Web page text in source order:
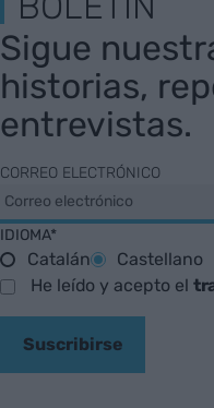
Sigue
historias,
entrevistas.
CORREO ELECTRÓNICO
IDIOMA*
Catalán
Castellano
He leído y acepto el
Suscribirse